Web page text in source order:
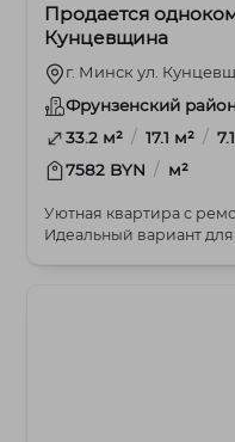
Продается
Кунцевщина
г. Минск ул.
Фрунзенский
33.2 м² / 17.1 м² /
7582 BYN / м²
Уютная квартира с
Идеальный вариант для